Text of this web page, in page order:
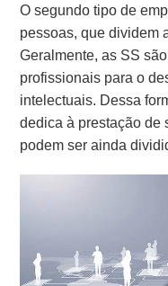
O segundo tipo de
pessoas, que dividem
Geralmente, as SS
profissionais para o
intelectuais. Dessa
dedica à prestação
podem ser ainda